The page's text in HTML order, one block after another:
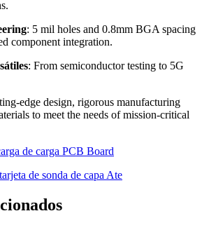
.
: 5 mil holes and 0.8mm BGA spacing
component integration.
: From semiconductor testing to 5G
edge design, rigorous manufacturing
to meet the needs of mission-critical
de carga PCB Board
de sonda de capa Ate